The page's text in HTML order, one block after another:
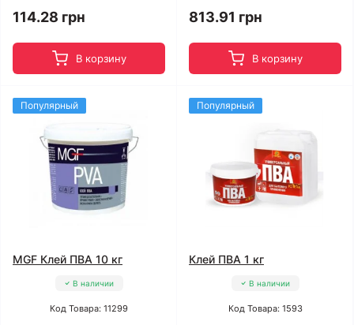
114.28 грн
В корзину
813.91 грн
В корзину
Популярный
MGF Клей ПВА 10 кг
В наличии
Код Товара: 11299
Популярный
Клей ПВА 1 кг
В наличии
Код Товара: 1593